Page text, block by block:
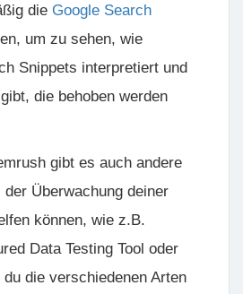
die Google Search
um zu sehen, wie
Snippets interpretiert und
die behoben werden
gibt es auch andere
Überwachung deiner
können, wie z.B.
Data Testing Tool oder
du die verschiedenen Arten